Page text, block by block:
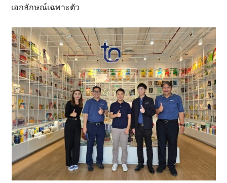
เอกลักษณ์เฉพาะตัว